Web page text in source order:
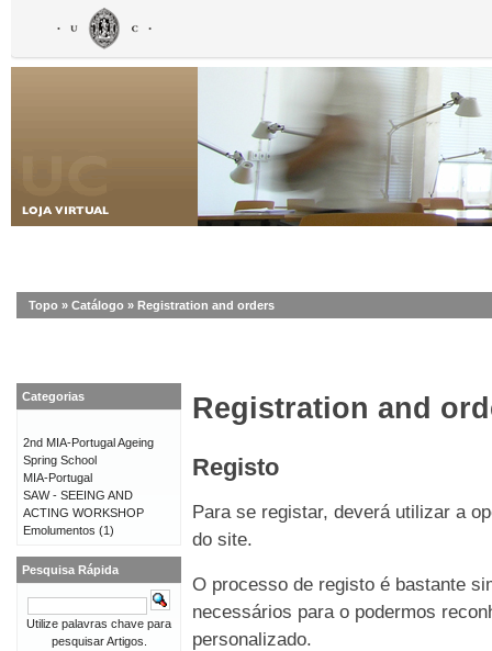
Topo » Catálogo » Registration and orders
Registration and
Registo
Para se registar, deverá utilizar a
do site.
O processo de registo é bastante
necessários para o podermos
personalizado.
Categorias
2nd MIA-Portugal Ageing
Spring School
MIA-Portugal
SAW - SEEING AND
ACTING WORKSHOP
Emolumentos (1)
Pesquisa Rápida
Utilize palavras chave para
pesquisar Artigos.